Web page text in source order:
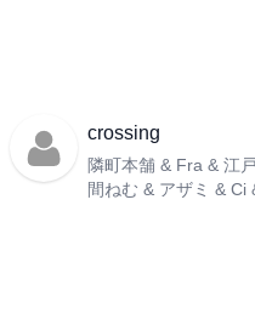
crossing
隣町本舗 & Fra & 江
間ねむ & アザミ & Ci